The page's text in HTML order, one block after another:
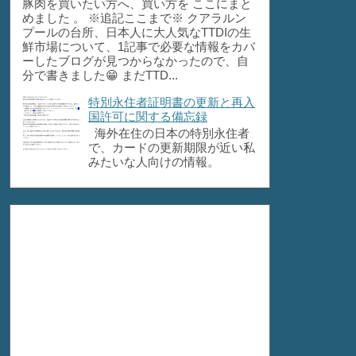
豚肉を買いたい方へ、買い方を ここにまと
めました 。 ※追記ここまで※ クアラルン
プールの台所、日本人に大人気なTTDIの生
鮮市場について、1記事で必要な情報をカバ
ーしたブログが見つからなかったので、自
分で書きました😁 まだTTD...
特別永住者証明書の更新と再入
国許可に関する備忘録
海外在住の日本の特別永住者
で、カードの更新期限が近い私
みたいな人向けの情報。